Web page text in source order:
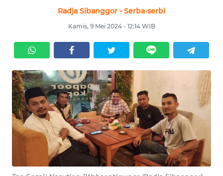
Radja Sibanggor - Serba-serbi
Kamis, 9 Mei 2024 - 12:14 WIB
SERBA-
SERBI
OPINI
Informasi
INDEKS
KONTAK